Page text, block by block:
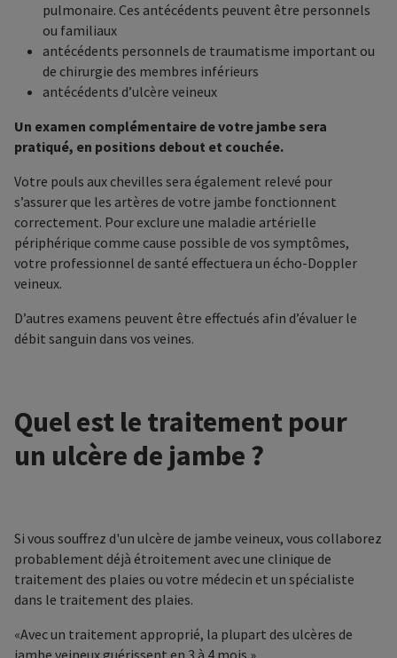
pulmonaire. Ces antécédents peuvent être personnels
ou familiaux
antécédents personnels de traumatisme important ou
de chirurgie des membres inférieurs
antécédents d’ulcère veineux
Un examen complémentaire de votre jambe sera
pratiqué, en positions debout et couchée.
Votre pouls aux chevilles sera également relevé pour
s’assurer que les artères de votre jambe fonctionnent
correctement. Pour exclure une maladie artérielle
périphérique comme cause possible de vos symptômes,
votre professionnel de santé effectuera un écho-Doppler
veineux.
D’autres examens peuvent être effectués afin d’évaluer le
débit sanguin dans vos veines.
Quel est le traitement pour
un ulcère de jambe ?
Si vous souffrez d'un ulcère de jambe veineux, vous collaborez
probablement déjà étroitement avec une clinique de
traitement des plaies ou votre médecin et un spécialiste
dans le traitement des plaies.
Avec un traitement approprié, la plupart des ulcères de
jambe veineux guérissent en 3 à 4 mois.